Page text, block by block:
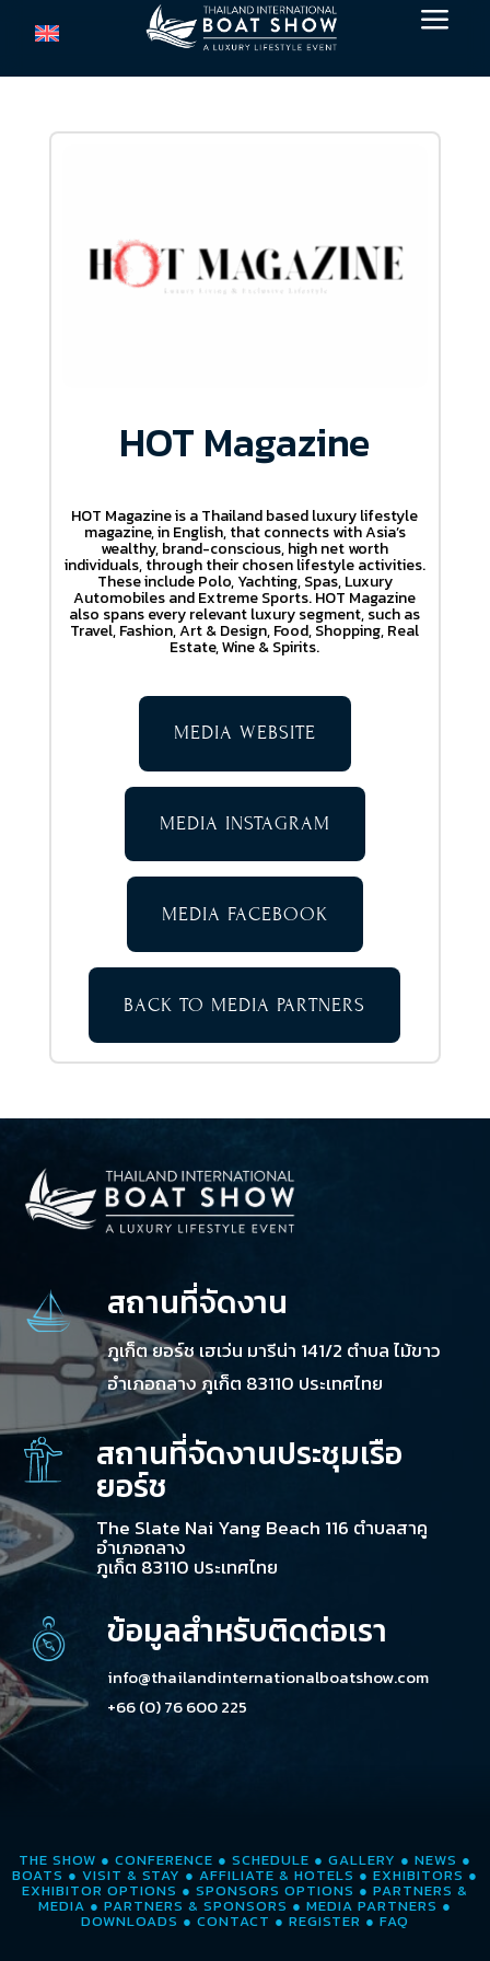
a
HOT Magazine
HOT Magazine is a Thailand based luxury lifestyle
magazine, in English, that connects with Asia’s
wealthy, brand-conscious, high net worth
individuals, through their chosen lifestyle activities.
These include Polo, Yachting, Spas, Luxury
Automobiles and Extreme Sports. HOT Magazine
also spans every relevant luxury segment, such as
Travel, Fashion, Art & Design, Food, Shopping, Real
Estate, Wine & Spirits.
MEDIA WEBSITE
MEDIA INSTAGRAM
MEDIA FACEBOOK
BACK TO MEDIA PARTNERS
สถานที่จัดงาน
ภูเก็ต ยอร์ช เฮเว่น มารีน่า 141/2 ตำบล ไม้ขาว
อำเภอถลาง ภูเก็ต 83110 ประเทศไทย
สถานที่จัดงานประชุมเรือ
ยอร์ช
The Slate Nai Yang Beach 116 ตำบลสาคู
อำเภอถลาง
ภูเก็ต 83110 ประเทศไทย
ข้อมูลสำหรับติดต่อเรา
info@thailandinternationalboatshow.com
+66 (0) 76 600 225
THE SHOW ● CONFERENCE ● SCHEDULE ● GALLERY ● NEWS ●
BOATS ● VISIT & STAY ● AFFILIATE & HOTELS ● EXHIBITORS ●
EXHIBITOR OPTIONS ● SPONSORS OPTIONS ● PARTNERS &
MEDIA ● PARTNERS & SPONSORS ● MEDIA PARTNERS ●
DOWNLOADS ● CONTACT ● REGISTER ● FAQ